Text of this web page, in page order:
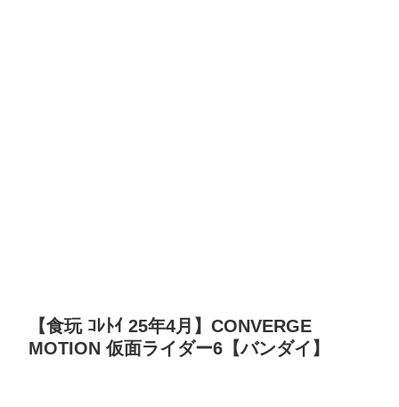
【食玩 ｺﾚﾄｲ 25年4月】CONVERGE
MOTION 仮面ライダー6【バンダイ】